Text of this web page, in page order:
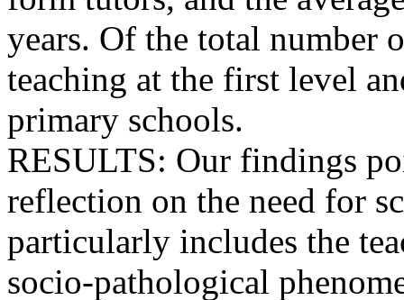
years. Of the total number
teaching at the first level
primary schools.
RESULTS: Our findings
reflection on the need for
particularly includes the
socio-pathological